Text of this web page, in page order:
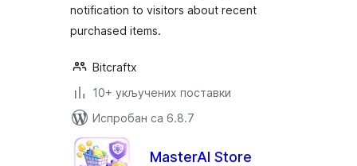
notification to visitors about recent
purchased items.
Bitcraftx
10+ укључених поставки
Испробан са 6.8.7
MasterAI Store